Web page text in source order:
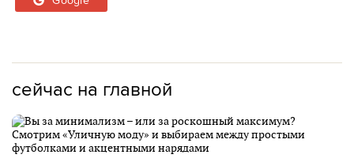
сейчас на главной